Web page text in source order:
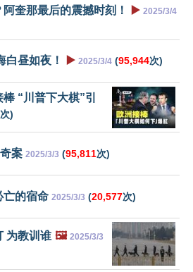
奎那最后的震撼时刻！ ▶️ 2025/3/4
白昼如夜！ ▶️ 2025/3/4 (95,944次)
“川普下大棋”引
次)
案 2025/3/3 (95,811次)
亡的宿命 2025/3/3 (20,577次)
为教训谁 🖼️ 2025/3/3